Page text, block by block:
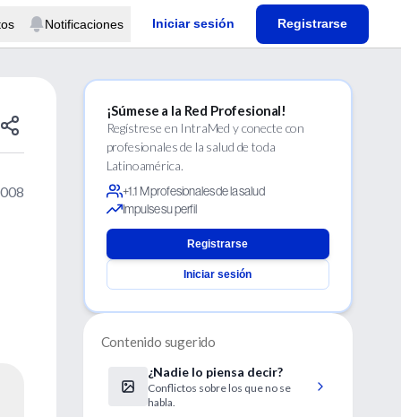
Notificaciones Iniciar sesión Registrarse
¡Súmese a la Red Profesional!
Regístrese en IntraMed y conecte con
profesionales de la salud de toda
Latinoamérica.
+1.1 M profesionales de la salud
Impulse su perfil
Registrarse
Iniciar sesión
Contenido sugerido
¿Nadie lo piensa decir?
Conflictos sobre los que no se
habla.